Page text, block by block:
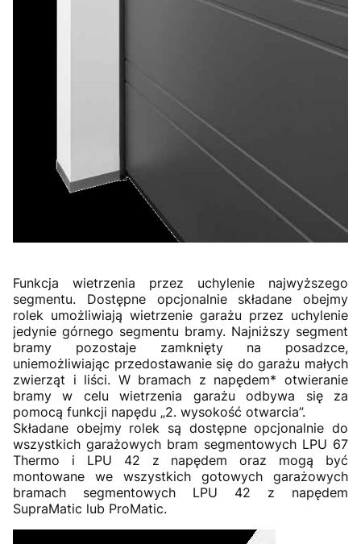
Funkcja wietrzenia przez uchylenie najwyższego
segmentu. Dostępne opcjonalnie składane obejmy
rolek umożliwiają wietrzenie garażu przez uchylenie
jedynie górnego segmentu bramy. Najniższy segment
bramy pozostaje zamknięty na posadzce,
uniemożliwiając przedostawanie się do garażu małych
zwierząt i liści. W bramach z napędem* otwieranie
bramy w celu wietrzenia garażu odbywa się za
pomocą funkcji napędu „2. wysokość otwarcia”.
Składane obejmy rolek są dostępne opcjonalnie do
wszystkich garażowych bram segmentowych LPU 67
Thermo i LPU 42 z napędem oraz mogą być
montowane we wszystkich gotowych garażowych
bramach segmentowych LPU 42 z napędem
SupraMatic lub ProMatic.